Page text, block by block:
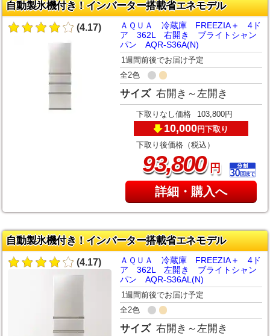
自動製氷機付き！インバーター搭載省エネモデル
(4.17)
ＡＱＵＡ 冷蔵庫 FREEZIA＋ 4ド
ア 362L 右開き ブライトシャン
パン AQR-S36A(N)
1週間前後でお届け予定
全2色
サイズ 右開き～左開き
下取りなし価格 103,800円
10,000円下取り
下取り後価格（税込）
93,800円
詳細・購入へ
自動製氷機付き！インバーター搭載省エネモデル
(4.17)
ＡＱＵＡ 冷蔵庫 FREEZIA＋ 4ド
ア 362L 左開き ブライトシャン
パン AQR-S36AL(N)
1週間前後でお届け予定
全2色
サイズ 右開き～左開き